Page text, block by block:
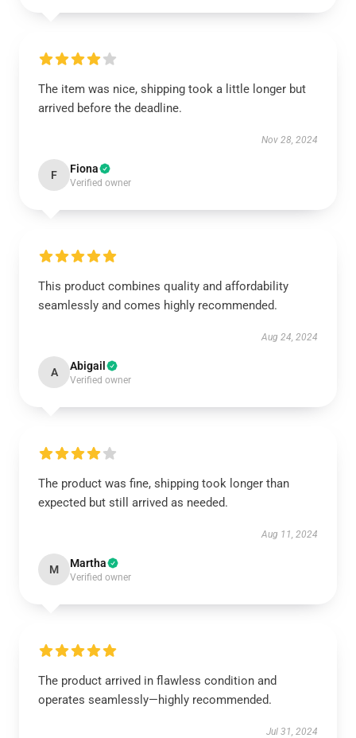
The item was nice, shipping took a little longer but
arrived before the deadline.
Nov 28, 2024
F Fiona
Verified owner
This product combines quality and affordability
seamlessly and comes highly recommended.
Aug 24, 2024
A Abigail
Verified owner
The product was fine, shipping took longer than
expected but still arrived as needed.
Aug 11, 2024
M Martha
Verified owner
The product arrived in flawless condition and
operates seamlessly—highly recommended.
Jul 31, 2024